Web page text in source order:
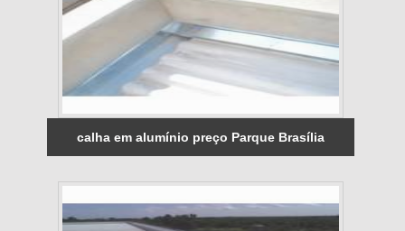
calha em alumínio preço Parque Brasília